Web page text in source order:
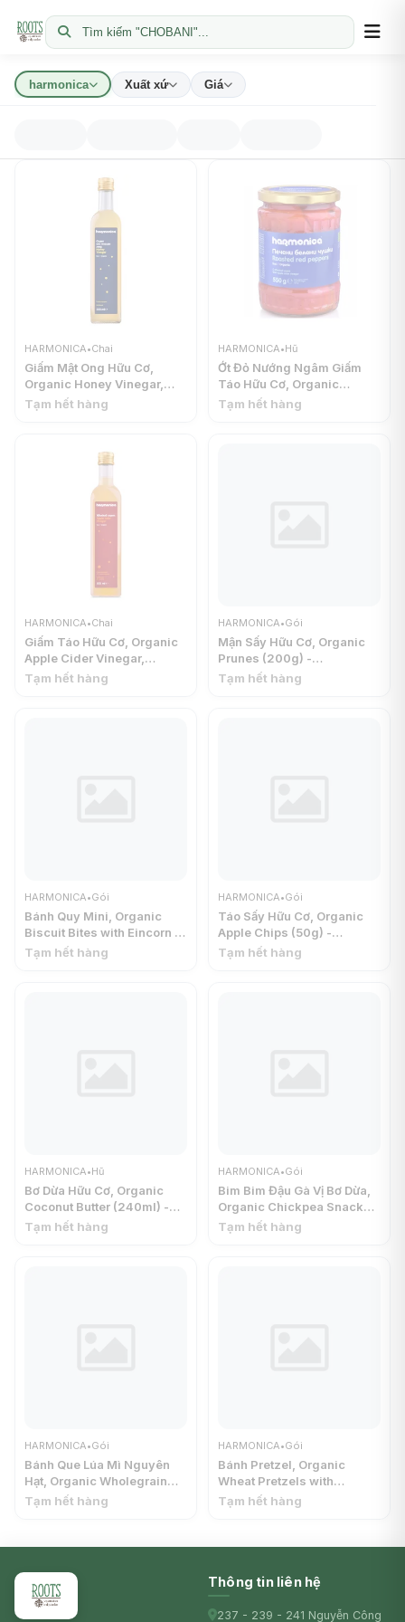
Tìm kiếm "CHOBANI"...
harmonica Xuất xứ Giá
HARMONICA•Chai
Giấm Mật Ong Hữu Cơ,
Organic Honey Vinegar,
Unfiltered (500ml) -
Tạm hết hàng
HARMONICA•Hũ
Ớt Đỏ Nướng Ngâm Giấm
Táo Hữu Cơ, Organic
Roasted Red Peppers, with
Tạm hết hàng
HARMONICA•Chai
Giấm Táo Hữu Cơ, Organic
Apple Cider Vinegar,
Unfiltered, 5% Acidity
Tạm hết hàng
HARMONICA•Gói
Mận Sấy Hữu Cơ, Organic
Prunes (200g) -
HARMONICA
Tạm hết hàng
HARMONICA•Gói
Bánh Quy Mini, Organic
Biscuit Bites with Eincorn &
Butter (80g) - HARMONICA
Tạm hết hàng
HARMONICA•Gói
Táo Sấy Hữu Cơ, Organic
Apple Chips (50g) -
HARMONICA
Tạm hết hàng
HARMONICA•Hũ
Bơ Dừa Hữu Cơ, Organic
Coconut Butter (240ml) -
HARMONICA
Tạm hết hàng
HARMONICA•Gói
Bim Bim Đậu Gà Vị Bơ Dừa,
Organic Chickpea Snack
with Coconut Butter (50g) -
Tạm hết hàng
HARMONICA•Gói
Bánh Que Lúa Mì Nguyên
Hạt, Organic Wholegrain
Wheat Sticks with
Tạm hết hàng
HARMONICA•Gói
Bánh Pretzel, Organic
Wheat Pretzels with
Himalayan Salt & Coconut
Tạm hết hàng
Thông tin liên hệ
237 - 239 - 241 Nguyễn Công